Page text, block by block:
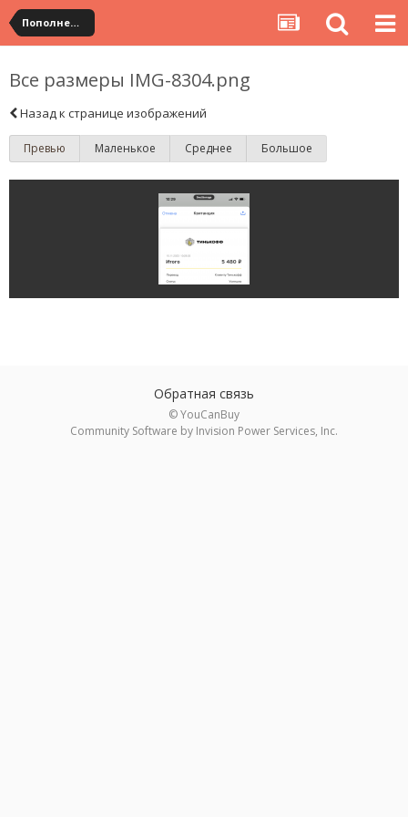
Пополнение
Все размеры IMG-8304.png
Назад к странице изображений
Превью Маленькое Среднее Большое
Обратная связь
© YouCanBuy
Community Software by Invision Power Services, Inc.